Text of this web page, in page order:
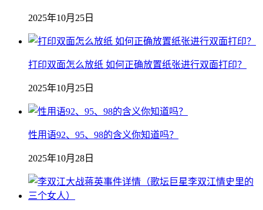
2025年10月25日
打印双面怎么放纸 如何正确放置纸张进行双面打印？
2025年10月25日
性用语92、95、98的含义你知道吗？
2025年10月28日